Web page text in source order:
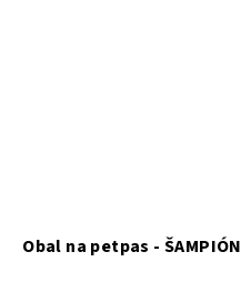
Obal na petpas - ŠAMPIÓN